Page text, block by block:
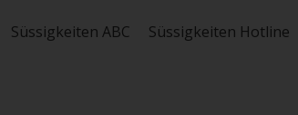
Süssigkeiten ABC Süssigkeiten Hotline